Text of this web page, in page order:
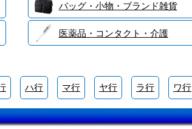
バッグ・小物・ブランド雑貨
医薬品・コンタクト・介護
ハ行 マ行 ヤ行 ラ行 ワ行